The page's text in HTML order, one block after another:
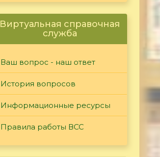
Виртуальная справочная
служба
Ваш вопрос - наш ответ
История вопросов
Информационные ресурсы
Правила работы ВСС